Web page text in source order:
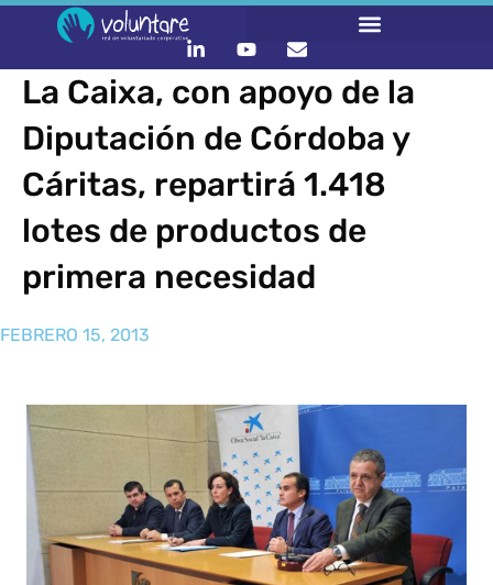
La Caixa, con apoyo de la
Diputación de Córdoba y
Cáritas, repartirá 1.418
lotes de productos de
primera necesidad
FEBRERO 15, 2013